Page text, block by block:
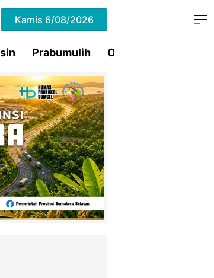
Kamis 6/08/2026
Prabumulih Ogan Ilir